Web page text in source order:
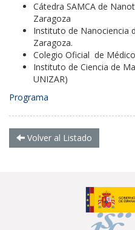
Cátedra SAMCA de
Zaragoza
Instituto de Nanociencia
Zaragoza.
Colegio Oficial de
Instituto de Ciencia de
UNIZAR)
Programa
Volver al Listado